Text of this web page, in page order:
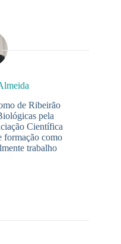
de Ribeirão
pela
Científica
formação como
trabalho